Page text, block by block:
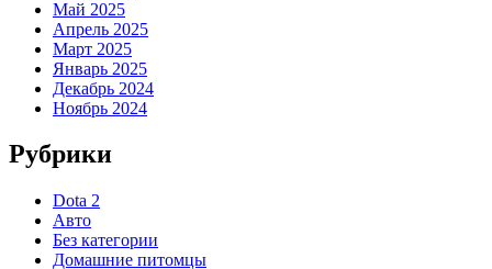
Май 2025
Апрель 2025
Март 2025
Январь 2025
Декабрь 2024
Ноябрь 2024
Рубрики
Dota 2
Авто
Без категории
Домашние питомцы